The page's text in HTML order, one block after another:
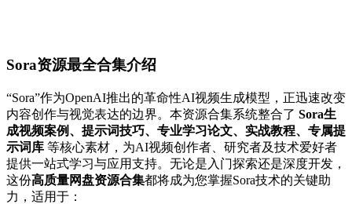
Sora资源最全合集介绍
“Sora”作为OpenAI推出的革命性AI视频生成模型，正迅速改变
内容创作与视觉表达的边界。本资源合集系统整合了 Sora生
成视频案例、提示词技巧、专业学习论文、实战教程、专属提
示词库 等核心素材，为AI视频创作者、研究者及技术爱好者
提供一站式学习与应用支持。无论是入门探索还是深度开发，
这份高质量网盘资源合集都将成为您掌握Sora技术的关键助
力，适用于：